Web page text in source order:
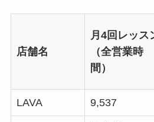
店舗名
月4回レッス
（全営業時
間）
LAVA 9,537